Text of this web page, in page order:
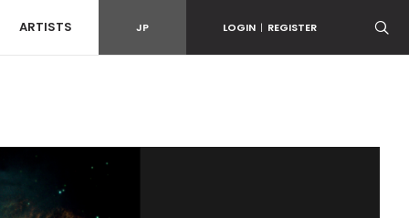
ARTISTS JP LOGIN | REGISTER